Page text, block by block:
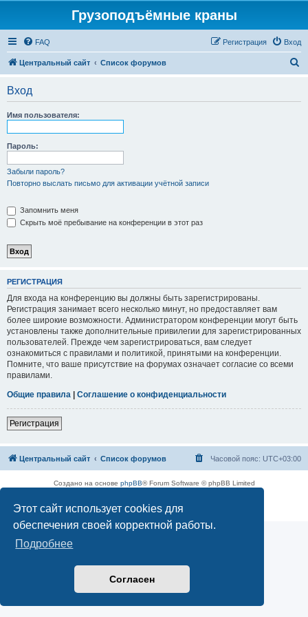
Этот сайт использует cookies для
обеспечения своей корректной работы.
Подробнее
Согласен
Грузоподъёмные краны
FAQ Вход
Регистрация
Центральный сайт Список форумов
Вход
Имя пользователя:
Пароль:
Забыли пароль?
Повторно выслать письмо для активации учётной записи
Запомнить меня
Скрыть моё пребывание на конференции в этот раз
РЕГИСТРАЦИЯ
Для входа на конференцию вы должны быть зарегистрированы.
Регистрация занимает всего несколько минут, но предоставляет вам
более широкие возможности. Администратором конференции могут быть
установлены также дополнительные привилегии для зарегистрированных
пользователей. Прежде чем зарегистрироваться, вам следует
ознакомиться с правилами и политикой, принятыми на конференции.
Помните, что ваше присутствие на форумах означает согласие со всеми
правилами.
Общие правила | Соглашение о конфиденциальности
Регистрация
Центральный сайт Список форумов Часовой пояс: UTC+03:00
Создано на основе phpBB® Forum Software © phpBB Limited
Конфиденциальность|Правила